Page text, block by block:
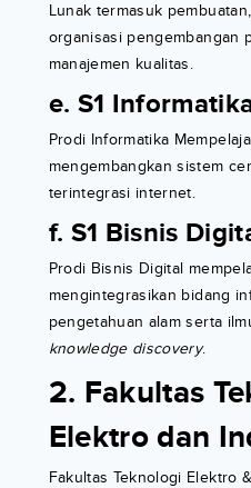
Lunak termasuk
organisasi pengembangan
manajemen kualitas.
e. S1
Prodi Informatika
mengembangkan sistem
terintegrasi internet.
f. S1 Bisnis
Prodi Bisnis Digital
mengintegrasikan bidang
pengetahuan alam serta
knowledge discovery.
2. Fakultas
Elektro dan
Fakultas Teknologi Elektro